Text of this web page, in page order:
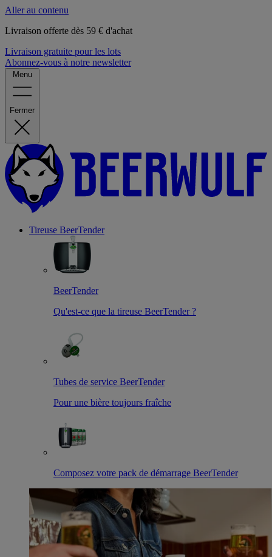
Aller au contenu
Livraison offerte dès 59 € d'achat
Livraison gratuite pour les lots
Abonnez-vous à notre newsletter
Menu
Fermer
Tireuse BeerTender
BeerTender
Qu'est-ce que la tireuse BeerTender ?
Tubes de service BeerTender
Pour une bière toujours fraîche
Composez votre pack de démarrage BeerTender